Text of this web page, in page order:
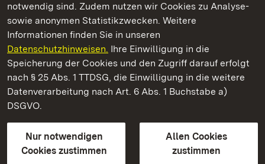
notwendig sind. Zudem nutzen wir Cookies zu Analyse-
sowie anonymen Statistikzwecken. Weitere
Informationen finden Sie in unseren
Datenschutzhinweisen. Ihre Einwilligung in die
Speicherung der Cookies und den Zugriff darauf erfolgt
nach § 25 Abs. 1 TTDSG, die Einwilligung in die weitere
Datenverarbeitung nach Art. 6 Abs. 1 Buchstabe a)
DSGVO.
Nur notwendigen
Cookies zustimmen
Allen Cookies
zustimmen
Staatliche Schlösser und Gärten Baden‑Württemberg
Staatliche Schlösser und Gärten Baden-Württemberg
Kontakt
GebärdenspracheLeichte Sprache
Erklärung zur Barrierefreiheit
BITV-konform (geprüfte Seiten)